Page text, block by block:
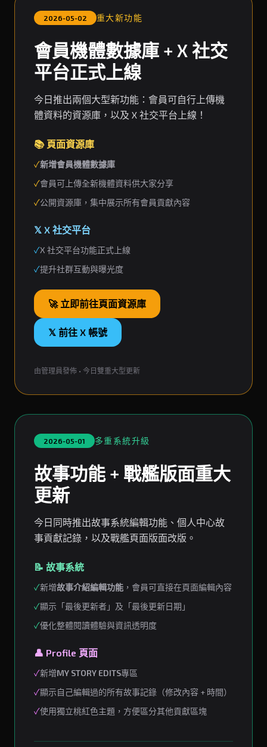
2026-05-02 重大新功能
會員機體數據庫 + X 社交
平台正式上線
今日推出兩個大型新功能：會員可自行上傳機
體資料的資源庫，以及 X 社交平台上線！
📚 頁面資源庫
✓新增會員機體數據庫
✓會員可上傳全新機體資料供大家分享
✓公開資源庫，集中展示所有會員貢獻內容
𝕏 X 社交平台
✓X 社交平台功能正式上線
✓提升社群互動與曝光度
🚀 立即前往頁面資源庫
𝕏 前往 X 帳號
由管理員發佈 • 今日雙重大型更新
2026-05-01 多重系統升級
故事功能 + 戰艦版面重大
更新
今日同時推出故事系統編輯功能、個人中心故
事貢獻記錄，以及戰艦頁面版面改版。
📝 故事系統
✓新增故事介紹編輯功能 ，會員可直接在頁面編輯內容
✓顯示「最後更新者」及「最後更新日期」
✓優化整體閱讀體驗與資訊透明度
👤 Profile 頁面
✓新增MY STORY EDITS專區
✓顯示自己編輯過的所有故事記錄（修改內容 + 時間）
✓使用獨立桃紅色主題，方便區分其他貢獻區塊